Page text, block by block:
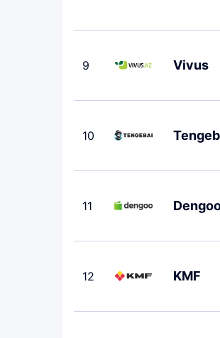
9 Vivus
10
11
12 KMF